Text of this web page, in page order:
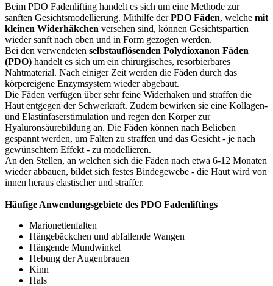
Beim PDO Fadenlifting handelt es sich um eine Methode zur
sanften Gesichtsmodellierung. Mithilfe derPDO Fäden, welche mit
kleinen Widerhäkchen versehen sind, können Gesichtspartien
wieder sanft nach oben und in Form gezogen werden.
Bei den verwendeten selbstauflösenden Polydioxanon Fäden
(PDO) handelt es sich um ein chirurgisches, resorbierbares
Nahtmaterial. Nach einiger Zeit werden die Fäden durch das
körpereigene Enzymsystem wieder abgebaut.
Die Fäden verfügen über sehr feine Widerhaken und straffen die
Haut entgegen der Schwerkraft. Zudem bewirken sie eine Kollagen-
und Elastinfaserstimulation und regen den Körper zur
Hyaluronsäurebildung an. Die Fäden können nach Belieben
gespannt werden, um Falten zu straffen und das Gesicht - je nach
gewünschtem Effekt - zu modellieren.
An den Stellen, an welchen sich die Fäden nach etwa 6-12 Monaten
wieder abbauen, bildet sich festes Bindegewebe - die Haut wird von
innen heraus elastischer und straffer.
Häufige Anwendungsgebiete des PDO Fadenliftings
Marionettenfalten
Hängebäckchen und abfallende Wangen
Hängende Mundwinkel
Hebung der Augenbrauen
Kinn
Hals